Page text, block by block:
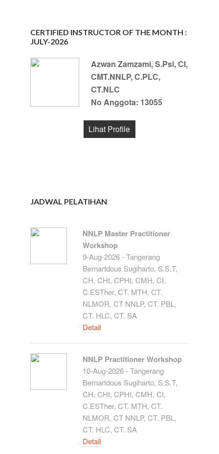
CERTIFIED INSTRUCTOR OF THE MONTH :
JULY-2026
Azwan Zamzami, S.Psi, CI,
CMT.NNLP, C.PLC,
CT.NLC
No Anggota: 13055
Lihat Profile
JADWAL PELATIHAN
NNLP Master Practitioner
Workshop
9-Aug-2026 - Tangerang
Bernartdous Sugiharto, S.S.T,
CH, CHt, CPHt, CMH, CI,
C.ESTher, CT. MTH, CT.
NLMOR, CT NNLP, CT. PBL,
CT. HLC, CT. SA
Detail
NNLP Practitioner Workshop
10-Aug-2026 - Tangerang
Bernartdous Sugiharto, S.S.T,
CH, CHt, CPHt, CMH, CI,
C.ESTher, CT. MTH, CT.
NLMOR, CT NNLP, CT. PBL,
CT. HLC, CT. SA
Detail